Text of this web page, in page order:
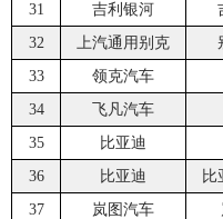
31
吉利银河
32
上汽通用别克
33
领克汽车
34
飞凡汽车
35
比亚迪
36
比亚迪 比
37
岚图汽车